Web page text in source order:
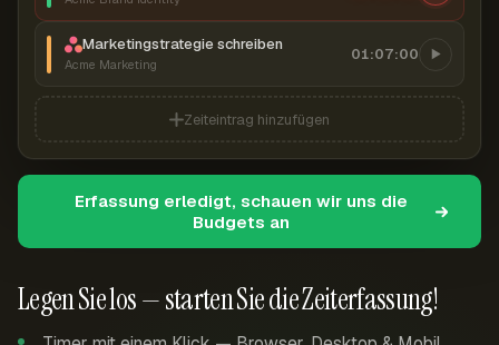
Legen Sie los — starten Sie die Zeiterfassung!
Marketingstrategie schreiben
Acme Marketing
01:07:00
Zeiteintrag hinzufügen
Erfassung erledigt, schauen wir uns die
Budgets an